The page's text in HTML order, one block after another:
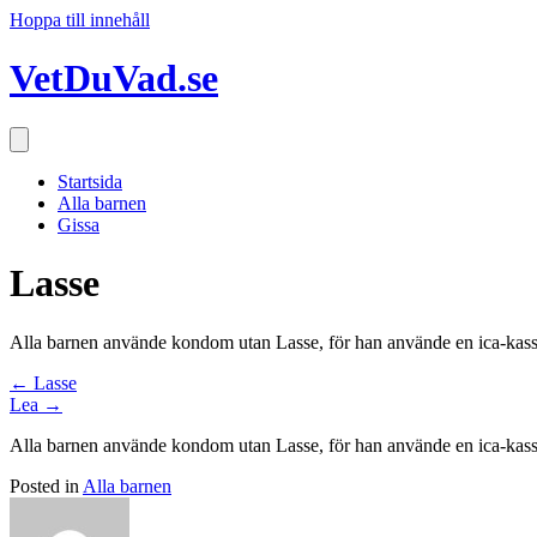
Hoppa till innehåll
VetDuVad.se
Startsida
Alla barnen
Gissa
Lasse
Alla barnen använde kondom utan Lasse, för han använde en ica-
Posts
navigation
← Lasse
Lea →
Alla barnen använde kondom utan Lasse, för han använde en ica-
Posted in Alla barnen